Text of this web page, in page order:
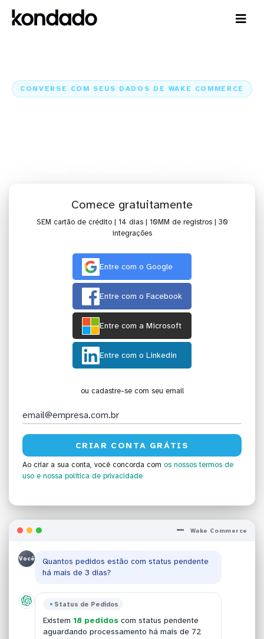
CONVERSE COM SEUS DADOS DE WAKE COMMERCE
Comece gratuitamente
SEM cartão de crédito | 14 dias | 10MM de registros | 30
integrações
Entre com o Google
Entre com o Facebook
Entre com a Microsoft
Entre com o Linkedin
ou cadastre-se com seu email
Ao criar a sua conta, você concorda com os nossos termos de
uso e nossa política de privacidade
Wake Commerce
Wake Commerce
O faturamento total de pedidos concluídos
ontem foi deR$ 47.890em 23 transações.
Você
Quantos pedidos estão com status pendente
há mais de 3 dias?
Status de Pedidos
Existem 18 pedidoscom status pendente
aguardando processamento há mais de 72
Análise de Vendas
O ticket médio atual éR$ 342,
representando um crescimento de+15%em
Distribuição de Status
Os status mais comuns são Concluído (45%
Processando (30%) e Pendente (18%) dos